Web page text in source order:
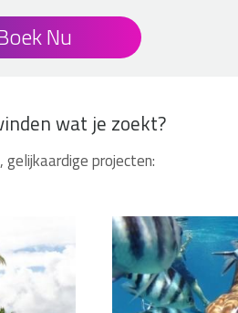
Nu
wat je zoekt?
gelijkaardige projecten: